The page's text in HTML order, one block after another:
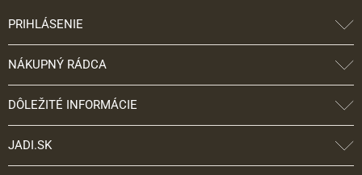
PRIHLÁSENIE
NÁKUPNÝ RÁDCA
DÔLEŽITÉ INFORMÁCIE
JADI.SK